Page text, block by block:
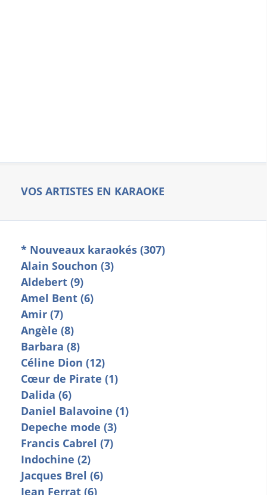
VOS ARTISTES EN KARAOKE
* Nouveaux karaokés (307)
Alain Souchon (3)
Aldebert (9)
Amel Bent (6)
Amir (7)
Angèle (8)
Barbara (8)
Céline Dion (12)
Cœur de Pirate (1)
Dalida (6)
Daniel Balavoine (1)
Depeche mode (3)
Francis Cabrel (7)
Indochine (2)
Jacques Brel (6)
Jean Ferrat (6)